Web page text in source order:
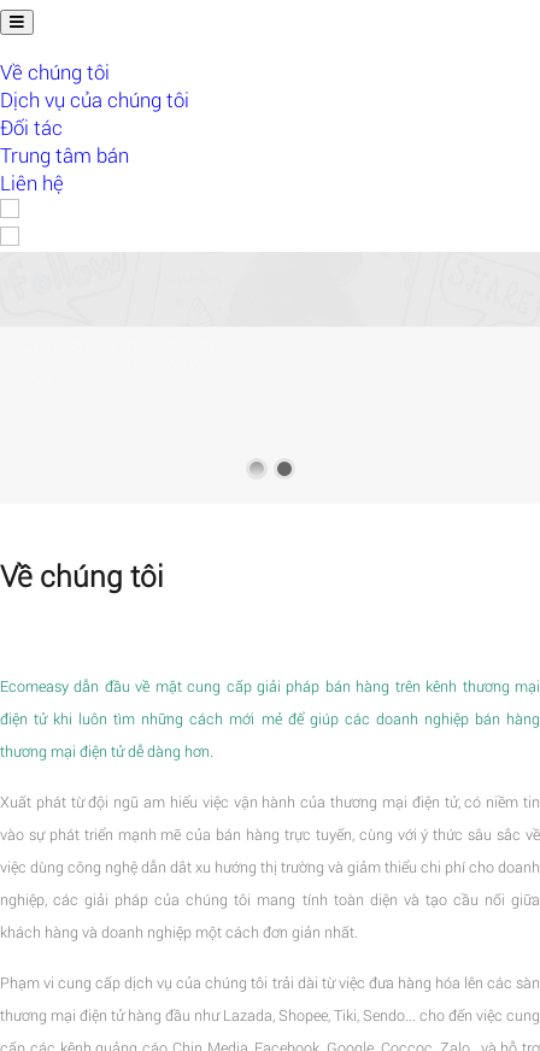
Về chúng tôi
Dịch vụ của chúng tôi
Đối tác
Trung tâm bán
Liên hệ
Về chúng tôi
Ecomeasy dẫn đầu về mặt cung cấp giải pháp bán hàng trên kênh thương mại
điện tử khi luôn tìm những cách mới mẻ để giúp các doanh nghiệp bán hàng
thương mại điện tử dễ dàng hơn.
Xuất phát từ đội ngũ am hiểu việc vận hành của thương mại điện tử, có niềm tin
vào sự phát triển mạnh mẽ của bán hàng trực tuyến, cùng với ý thức sâu sắc về
việc dùng công nghệ dẫn dắt xu hướng thị trường và giảm thiểu chi phí cho doanh
nghiệp, các giải pháp của chúng tôi mang tính toàn diện và tạo cầu nối giữa
khách hàng và doanh nghiệp một cách đơn giản nhất.
Phạm vi cung cấp dịch vụ của chúng tôi trải dài từ việc đưa hàng hóa lên các sàn
thương mại điện tử hàng đầu như Lazada, Shopee, Tiki, Sendo... cho đến việc cung